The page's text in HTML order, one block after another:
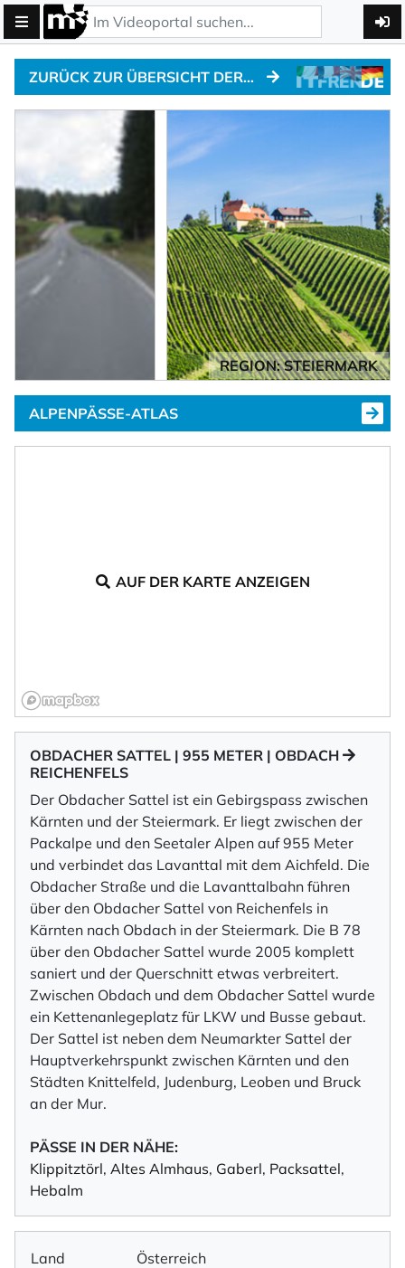
ZURÜCK ZUR ÜBERSICHT DER ALPENPÄSSE
REGION: STEIERMARK
ALPENPÄSSE-ATLAS
AUF DER KARTE ANZEIGEN
OBDACHER SATTEL | 955 METER | OBDACH
REICHENFELS
Der Obdacher Sattel ist ein Gebirgspass zwischen
Kärnten und der Steiermark. Er liegt zwischen der
Packalpe und den Seetaler Alpen auf 955 Meter
und verbindet das Lavanttal mit dem Aichfeld. Die
Obdacher Straße und die Lavanttalbahn führen
über den Obdacher Sattel von Reichenfels in
Kärnten nach Obdach in der Steiermark. Die B 78
über den Obdacher Sattel wurde 2005 komplett
saniert und der Querschnitt etwas verbreitert.
Zwischen Obdach und dem Obdacher Sattel wurde
ein Kettenanlegeplatz für LKW und Busse gebaut.
Der Sattel ist neben dem Neumarkter Sattel der
Hauptverkehrspunkt zwischen Kärnten und den
Städten Knittelfeld, Judenburg, Leoben und Bruck
an der Mur.
PÄSSE IN DER NÄHE:
Klippitztörl, Altes Almhaus, Gaberl, Packsattel,
Hebalm
Land
Österreich